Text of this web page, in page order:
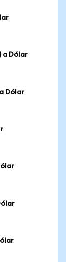
a Dólar
Dólar